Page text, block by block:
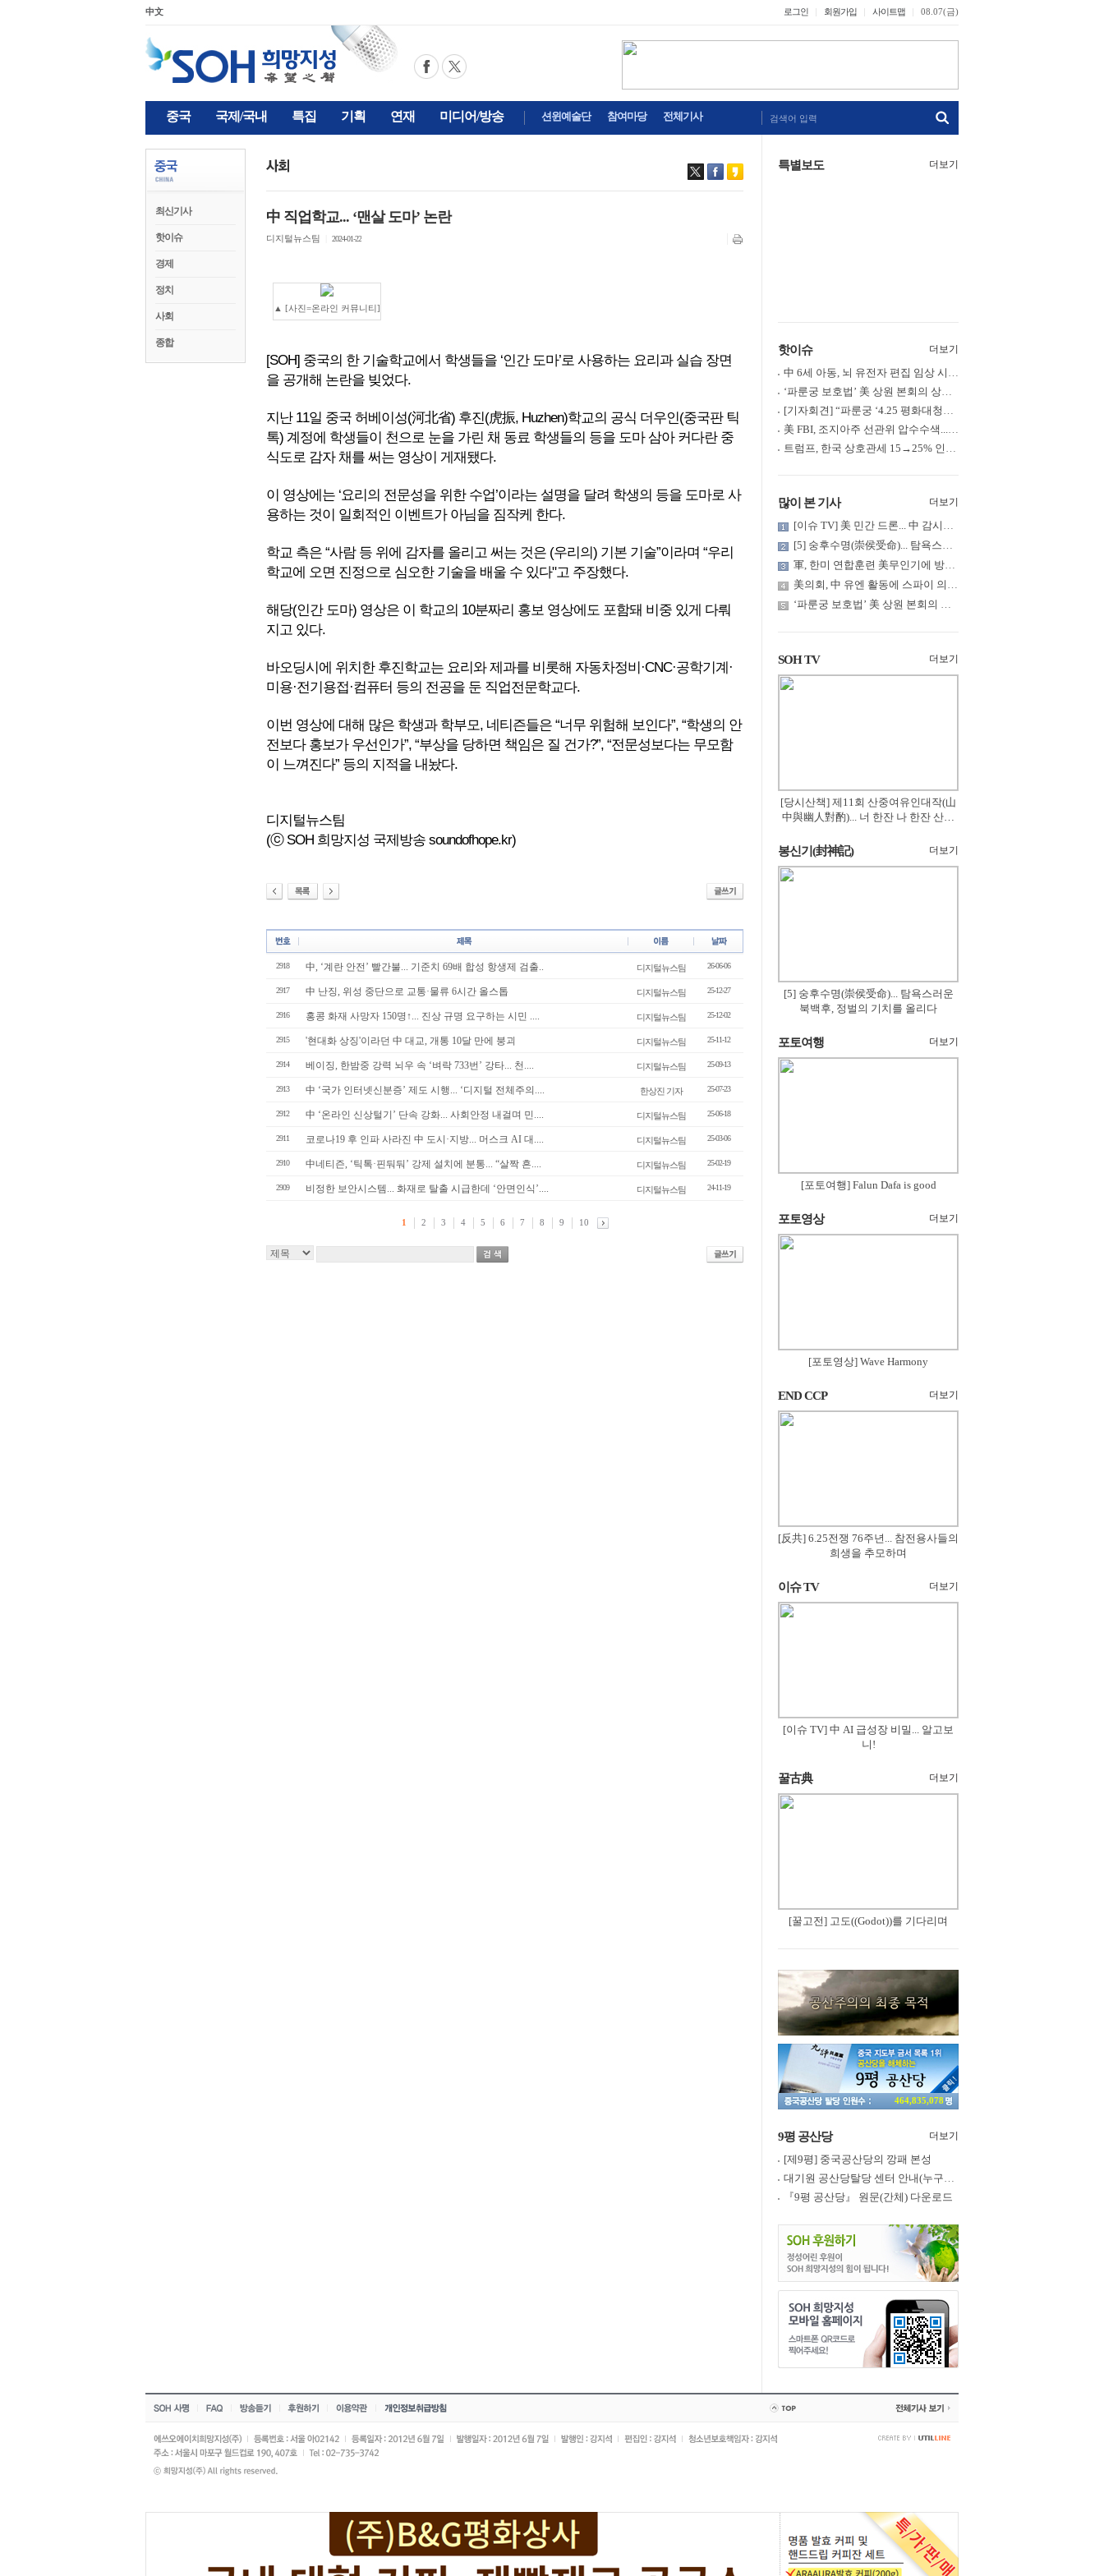
中文 로그인 회원가입 사이트맵 08.07(금)
중국 국제/국내 특집 기획 연재 미디어/방송 션윈예술단 참여마당 전체기사 검색어 입력
최신기사
핫이슈
경제
정치
사회
종합
中 직업학교... ‘맨살 도마’ 논란
디지털뉴스팀 2024-01-22
▲ [사진=온라인 커뮤니티]
[SOH] 중국의 한 기술학교에서 학생들을 ‘인간 도마’로 사용하는 요리과 실습 장면
을 공개해 논란을 빚었다.
지난 11일 중국 허베이성(河北省) 후진(虎振, Huzhen)학교의 공식 더우인(중국판 틱
톡) 계정에 학생들이 천으로 눈을 가린 채 동료 학생들의 등을 도마 삼아 커다란 중
식도로 감자 채를 써는 영상이 게재됐다.
이 영상에는 ‘요리의 전문성을 위한 수업’이라는 설명을 달려 학생의 등을 도마로 사
용하는 것이 일회적인 이벤트가 아님을 짐작케 한다.
학교 측은 “사람 등 위에 감자를 올리고 써는 것은 (우리의) 기본 기술”이라며 “우리
학교에 오면 진정으로 심오한 기술을 배울 수 있다"고 주장했다.
해당(인간 도마) 영상은 이 학교의 10분짜리 홍보 영상에도 포함돼 비중 있게 다뤄
지고 있다.
바오딩시에 위치한 후진학교는 요리와 제과를 비롯해 자동차정비·CNC·공학기계·
미용·전기용접·컴퓨터 등의 전공을 둔 직업전문학교다.
이번 영상에 대해 많은 학생과 학부모, 네티즌들은 “너무 위험해 보인다”, “학생의 안
전보다 홍보가 우선인가”, “부상을 당하면 책임은 질 건가?”, “전문성보다는 무모함
이 느껴진다” 등의 지적을 내놨다.
디지털뉴스팀
(ⓒ SOH 희망지성 국제방송 soundofhope.kr)
2918 中, ‘계란 안전’ 빨간불... 기준치 69배 합성 항생제 검출.. 디지털뉴스팀 26-06-06
2917 中 난징, 위성 중단으로 교통·물류 6시간 올스톱 디지털뉴스팀 25-12-27
2916 홍콩 화재 사망자 150명↑... 진상 규명 요구하는 시민 .... 디지털뉴스팀 25-12-02
2915 '현대화 상징'이라던 中 대교, 개통 10달 만에 붕괴 디지털뉴스팀 25-11-12
2914 베이징, 한밤중 강력 뇌우 속 ‘벼락 733번’ 강타... 천.... 디지털뉴스팀 25-09-13
2913 中 ‘국가 인터넷신분증’ 제도 시행... ‘디지털 전체주의.... 한상진 기자 25-07-23
2912 中 ‘온라인 신상털기’ 단속 강화... 사회안정 내걸며 민.... 디지털뉴스팀 25-06-18
2911 코로나19 후 인파 사라진 中 도시·지방... 머스크 AI 대.... 디지털뉴스팀 25-03-06
2910 中네티즌, ‘틱톡·핀둬둬’ 강제 설치에 분통... “살짝 흔.... 디지털뉴스팀 25-02-19
2909 비정한 보안시스템... 화재로 탈출 시급한데 ‘안면인식’.... 디지털뉴스팀 24-11-19
1 2 3 4 5 6 7 8 9 10
특별보도 더보기
핫이슈 더보기
中 6세 아동, 뇌 유전자 편집 임상 시험 중 사망... 의료진 1년간 ....
‘파룬궁 보호법’ 美 상원 본회의 상정... 최종 입법 ‘초읽기’
[기자회견] “파룬궁 ‘4.25 평화대청원’ 기념 & 중공의 션윈 공연 .....
美 FBI, 조지아주 선관위 압수수색... 트럼프 “부정선거 증거 확보....
트럼프, 한국 상호관세 15→25% 인상... “韓 국회 무력합의 미비준”....
많이 본 기사 더보기
[이슈 TV] 美 민간 드론... 中 감시망 뚫고 군함 근접 촬영
[5] 숭후수명(崇侯受命)... 탐욕스러운 북백후, 정벌의 기치를 올.....
軍, 한미 연합훈련 美무인기에 방공태세 발령... 왜?
美의회, 中 유엔 활동에 스파이 의혹 제기
‘파룬궁 보호법’ 美 상원 본회의 상정... 최종 입법 ‘초읽기’
SOH TV 더보기
[당시산책] 제11회 산중여유인대작(山
中與幽人對酌)... 너 한잔 나 한잔 산의
봉신기(封神記) 더보기
[5] 숭후수명(崇侯受命)... 탐욕스러운
북백후, 정벌의 기치를 올리다
포토여행 더보기
[포토여행] Falun Dafa is good
포토영상 더보기
[포토영상] Wave Harmony
END CCP 더보기
[反共] 6.25전쟁 76주년... 참전용사들의
희생을 추모하며
이슈 TV 더보기
[이슈 TV] 中 AI 급성장 비밀... 알고보
니!
꿀古典 더보기
[꿀고전] 고도((Godot))를 기다리며
464,835,078
9평 공산당 더보기
[제9평] 중국공산당의 깡패 본성
대기원 공산당탈당 센터 안내(누구나 쉽게 退黨, 退團, 退隊 가능)
『9평 공산당』 원문(간체) 다운로드